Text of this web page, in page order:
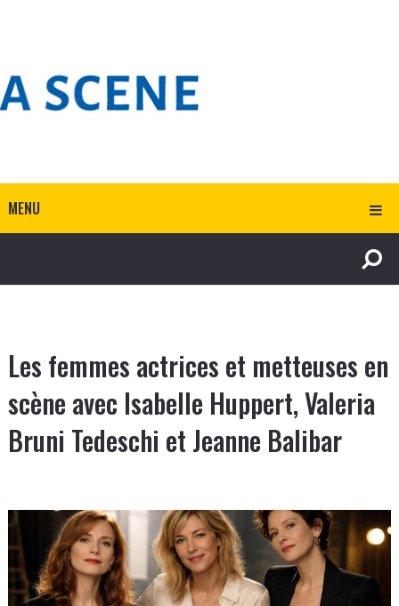
MENU
Les femmes actrices et metteuses en
scène avec Isabelle Huppert, Valeria
Bruni Tedeschi et Jeanne Balibar